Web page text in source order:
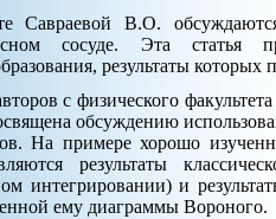
Савраевой В.О.
сосуде. Эта статья
результаты
с физического
обсуждению
На примере хорошо
результаты
интегрировании) и
ему диаграммы Вороного.